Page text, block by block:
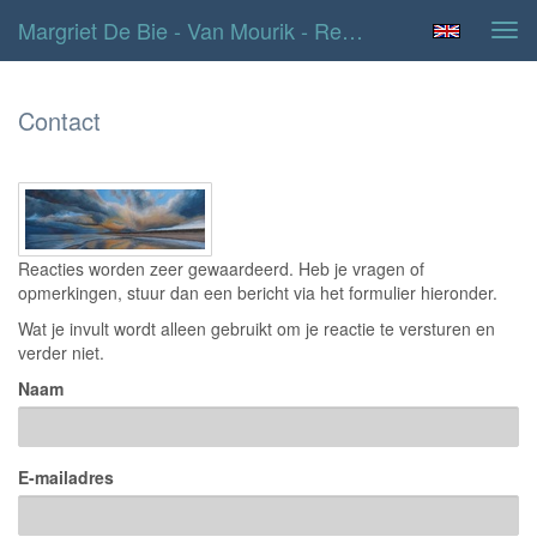
Margriet De Bie - Van Mourik - Reageer
Contact
Reacties worden zeer gewaardeerd. Heb je vragen of
opmerkingen, stuur dan een bericht via het formulier hieronder.
Wat je invult wordt alleen gebruikt om je reactie te versturen en
verder niet.
Naam
E-mailadres